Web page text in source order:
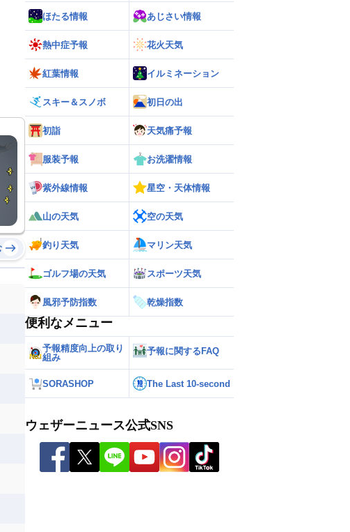
ほたる情報 あじさい情報
熱中症予報 花火天気
紅葉情報 イルミネーション
スキー＆スノボ 初日の出
初詣 天気痛予報
服装予報 お洗濯情報
紫外線情報 星空・天体情報
山の天気 空の天気
釣り天気 マリン天気
ゴルフ場の天気 スポーツ天気
風邪予防指数 乾燥指数
便利なメニュー
予報精度向上の取り
組み
予報に関するFAQ
SORASHOP The Last 10-second
ウェザーニュース公式SNS